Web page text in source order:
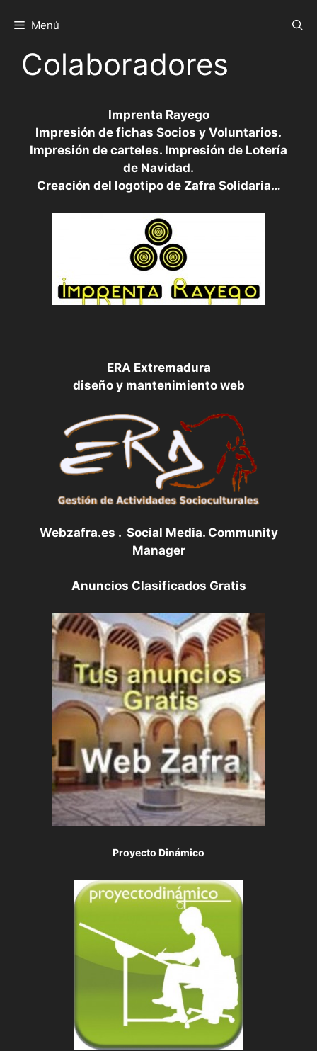
Menú
Colaboradores
Imprenta Rayego
Impresión de fichas Socios y Voluntarios.
Impresión de carteles. Impresión de Lotería
de Navidad.
Creación del logotipo de Zafra Solidaria…
ERA Extremadura
diseño y mantenimiento web
Webzafra.es . Social Media. Community
Manager
Anuncios Clasificados Gratis
Proyecto Dinámico